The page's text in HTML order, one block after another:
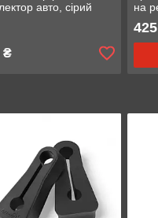
авто, сірий
₴
на
425